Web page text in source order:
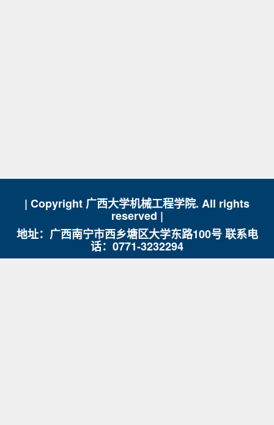
| Copyright 广西大学机械工程学院. All rights
reserved |
地址：广西南宁市西乡塘区大学东路100号 联系电
话：0771-3232294